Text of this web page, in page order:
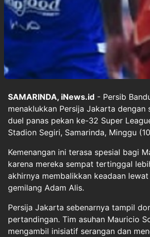
SAMARINDA, iNews.id - Persib
menaklukkan Persija Jakarta dengan
duel panas pekan ke-32 Super
Stadion Segiri, Samarinda, Minggu
Kemenangan ini terasa spesial bagi
karena mereka sempat tertinggal
akhirnya membalikkan keadaan
gemilang Adam Alis.
Persija Jakarta sebenarnya tampil
pertandingan. Tim asuhan Mauricio
mengambil inisiatif serangan dan